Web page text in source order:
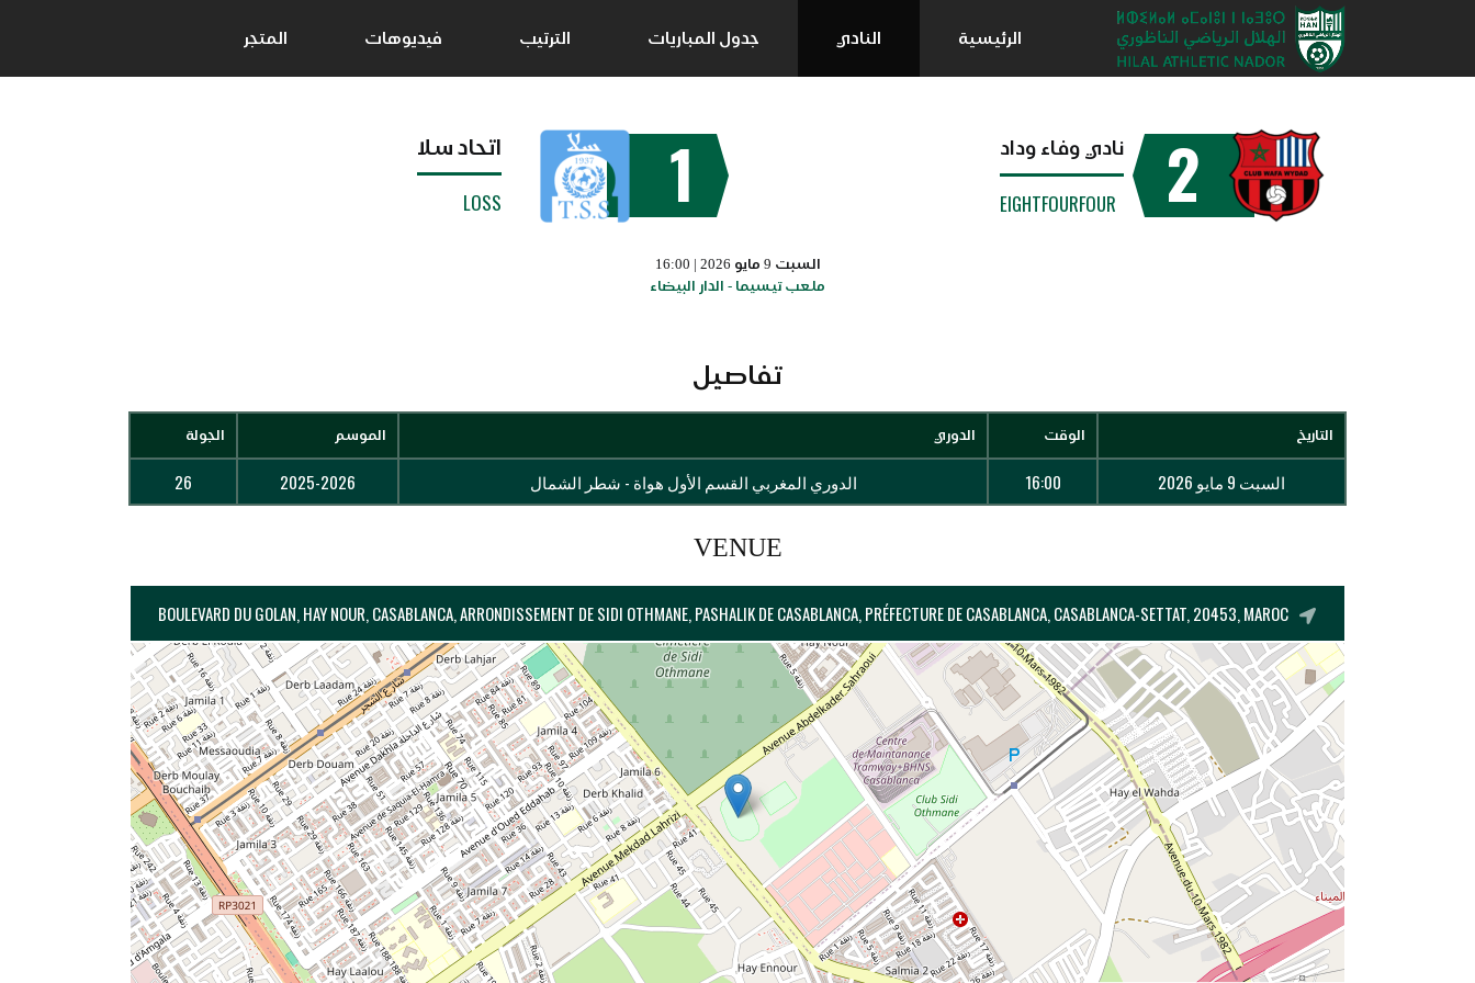
الرئيسية النادي جدول المباريات الترتيب فيديوهات المتجر
2 نادي وفاء وداد
EIGHTFOURFOUR
1 اتحاد سلا
LOSS
السبت 9 مايو 2026 | 16:00
ملعب تيسيما - الدار البيضاء
تفاصيل
التاريخ الوقت الدوري الموسم الجولة
السبت 9 مايو 2026 16:00 الدوري المغربي القسم الأول هواة - شطر الشمال 2025-2026
26
VENUE
BOULEVARD DU GOLAN, HAY NOUR, CASABLANCA, ARRONDISSEMENT DE SIDI OTHMANE, PASHALIK DE CASABLANCA, PRÉFECTURE DE CASABLANCA, CASABLANCA-SETTAT, 20453, MAROC